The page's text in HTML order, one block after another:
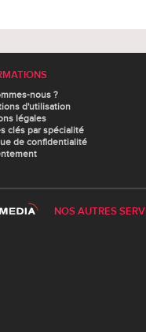
nous ?
d'utilisation
légales
clés par spécialité
de confidentialité
NOS AUTRES